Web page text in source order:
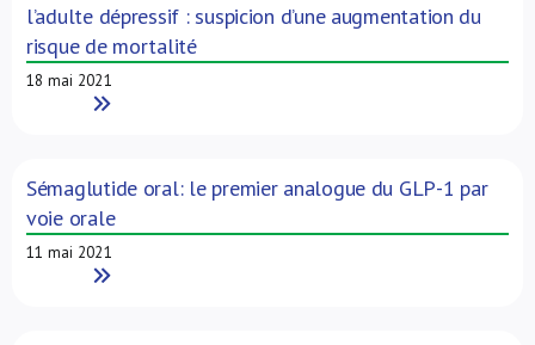
l’adulte dépressif : suspicion d’une augmentation du
risque de mortalité
18 mai 2021
Read More
Sémaglutide oral: le premier analogue du GLP-1 par
voie orale
11 mai 2021
Read More